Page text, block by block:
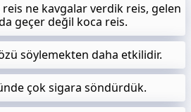
ne kavgalar verdik reis, gelen
geçer değil koca reis.
söylemekten daha etkilidir.
çok sigara söndürdük.